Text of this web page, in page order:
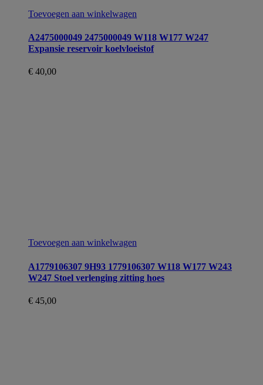
Toevoegen aan winkelwagen
A2475000049 2475000049 W118 W177 W247
Expansie reservoir koelvloeistof
€ 40,00
Toevoegen aan winkelwagen
A1779106307 9H93 1779106307 W118 W177 W243
W247 Stoel verlenging zitting hoes
€ 45,00